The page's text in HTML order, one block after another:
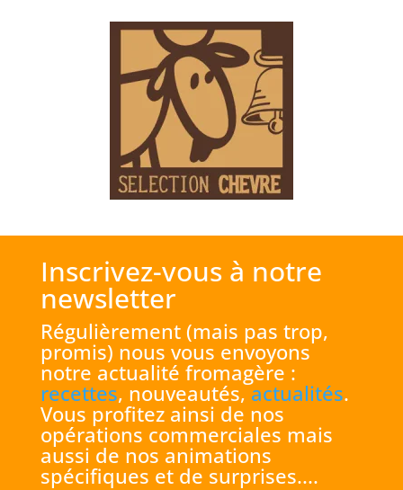
Inscrivez-vous à notre
newsletter
Régulièrement (mais pas trop,
promis) nous vous envoyons
notre actualité fromagère :
recettes, nouveautés,actualités.
Vous profitez ainsi de nos
opérations commerciales mais
aussi de nos animations
spécifiques et de surprises....